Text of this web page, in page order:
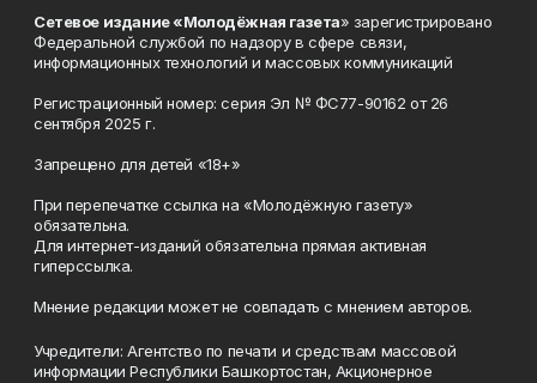
Сетевое издание «Молодёжная газета» зарегистрировано
Федеральной службой по надзору в сфере связи,
информационных технологий и массовых коммуникаций
Регистрационный номер: серия Эл № ФС77-90162 от 26
сентября 2025 г.
Запрещено для детей «18+»
При перепечатке ссылка на «Молодёжную газету»
обязательна.
Для интернет-изданий обязательна прямая активная
гиперссылка.
Мнение редакции может не совпадать с мнением авторов.
Учредители: Агентство по печати и средствам массовой
информации Республики Башкортостан, Акционерное